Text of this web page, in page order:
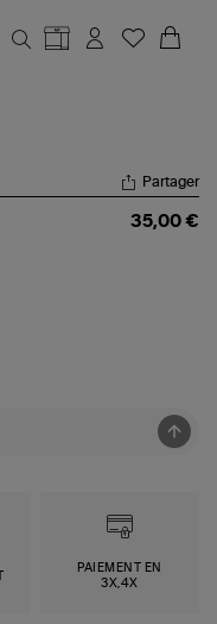
Partager
35,00 €
PAIEMENT EN
3X,4X